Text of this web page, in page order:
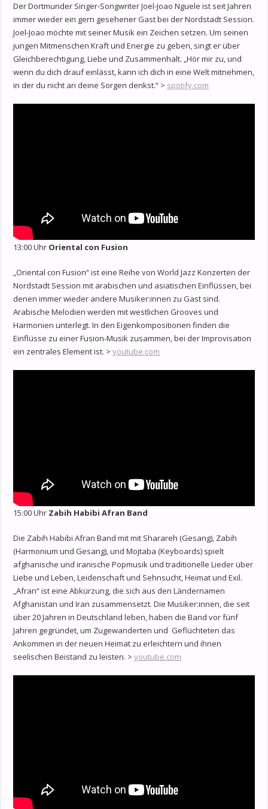
Der Dortmunder Singer-Songwriter Joel-Joao Nguele ist seit Jahren
immer wieder ein gern gesehener Gast bei der Nordstadt Session.
Joel-Joao möchte mit seiner Musik ein Zeichen setzen. Um seinen
jungen Mitmenschen Kraft und Energie zu geben, singt er über
Gleichberechtigung, Liebe und Zusammenhalt. „Hör mir zu, und
wenn du dich drauf einlässt, kann ich dich in eine Welt mitnehmen,
in der du nicht an deine Sorgen denkst.“ > spotify.com
13:00 Uhr Oriental con Fusion
„Oriental con Fusion“ ist eine Reihe von World Jazz Konzerten der
Nordstadt Session mit arabischen und asiatischen Einflüssen, bei
denen immer wieder andere Musiker:innen zu Gast sind.
Arabische Melodien werden mit westlichen Grooves und
Harmonien unterlegt. In den Eigenkompositionen finden die
Einflüsse zu einer Fusion-Musik zusammen, bei der Improvisation
ein zentrales Element ist. >youtube.com
15:00 Uhr Zabih Habibi Afran Band
Die Zabih Habibi Afran Band mit mit Sharareh (Gesang), Zabih
(Harmonium und Gesang), und Mojtaba (Keyboards) spielt
afghanische und iranische Popmusik und traditionelle Lieder über
Liebe und Leben, Leidenschaft und Sehnsucht, Heimat und Exil.
„Afran“ ist eine Abkürzung, die sich aus den Ländernamen
Afghanistan und Iran zusammensetzt. Die Musiker:innen, die seit
über 20 Jahren in Deutschland leben, haben die Band vor fünf
Jahren gegründet, um Zugewanderten und Geflüchteten das
Ankommen in der neuen Heimat zu erleichtern und ihnen
seelischen Beistand zu leisten. >youtube.com